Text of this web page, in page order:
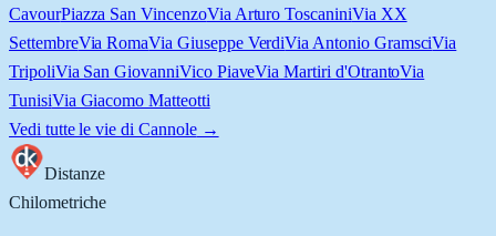
CavourPiazza San VincenzoVia Arturo ToscaniniVia XX
SettembreVia RomaVia Giuseppe VerdiVia Antonio GramsciVia
TripoliVia San GiovanniVico PiaveVia Martiri d'OtrantoVia
TunisiVia Giacomo Matteotti
Vedi tutte le vie di Cannole→
Distanze
Chilometriche